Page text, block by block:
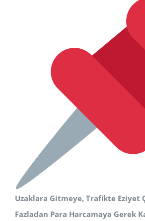
Uzaklara Gitmeye, Trafikte Eziyet
Fazladan Para Harcamaya Gerek